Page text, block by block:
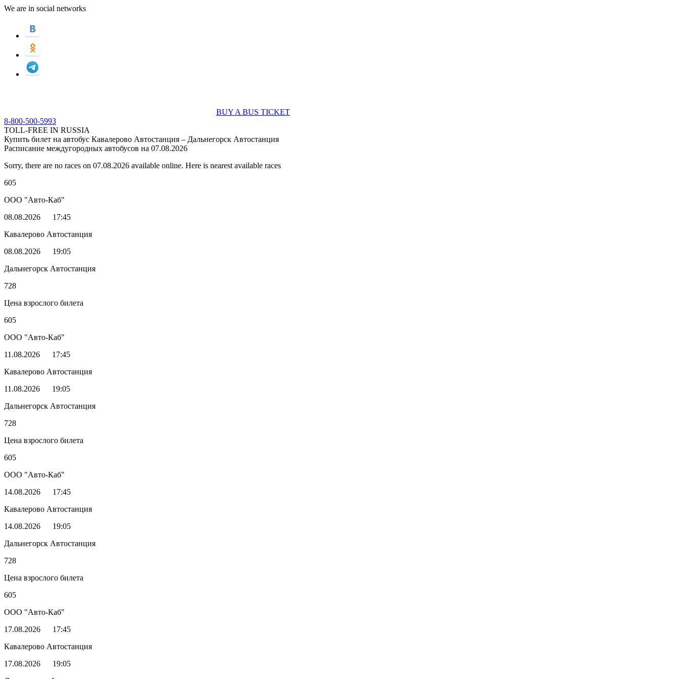
We are in social networks
BUY A BUS TICKET
8-800-500-5993
TOLL-FREE IN RUSSIA
Купить билет на автобус Кавалерово Автостанция – Дальнегорск Автостанция
Расписание междугородных автобусов на 07.08.2026
Sorry, there are no races on 07.08.2026 available online. Here is nearest available races
605
ООО "Авто-Каб"
08.08.2026
17:45
Кавалерово Автостанция
08.08.2026
19:05
Дальнегорск Автостанция
728
Цена взрослого билета
605
ООО "Авто-Каб"
11.08.2026
17:45
Кавалерово Автостанция
11.08.2026
19:05
Дальнегорск Автостанция
728
Цена взрослого билета
605
ООО "Авто-Каб"
14.08.2026
17:45
Кавалерово Автостанция
14.08.2026
19:05
Дальнегорск Автостанция
728
Цена взрослого билета
605
ООО "Авто-Каб"
17.08.2026
17:45
Кавалерово Автостанция
17.08.2026
19:05